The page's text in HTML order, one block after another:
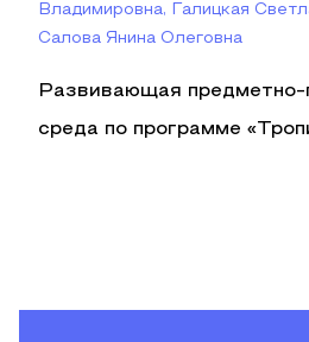
Владимировна, Галицкая
Салова Янина Олеговна
Развивающая предметно-
среда по программе